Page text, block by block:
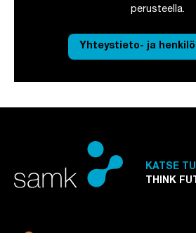
perusteella.
Yhteystieto- ja
KATSE
THINK